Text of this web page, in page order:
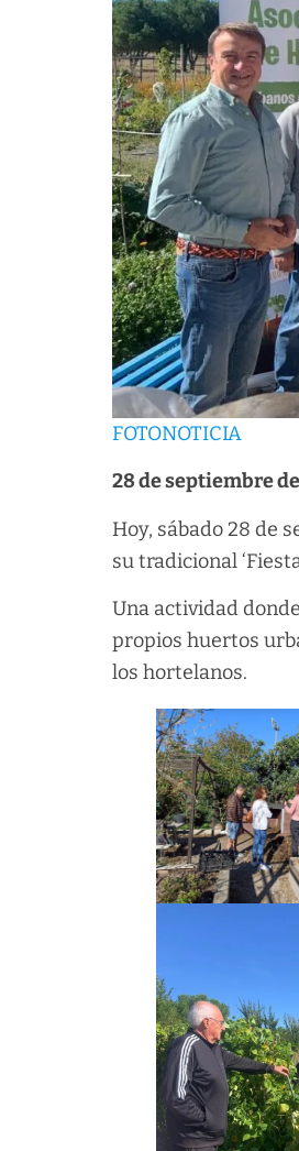
FOTONOTICIA
28 de septiembre
Hoy, sábado 28 de
su tradicional
Una actividad
propios huertos
los hortelanos.